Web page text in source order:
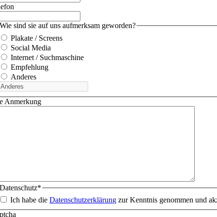
Wie sind sie auf uns aufmerksam geworden?
Plakate / Screens
Social Media
Internet / Suchmaschine
Empfehlung
Anderes
Anmerkung
Datenschutz*
Ich habe dieDatenschutzerklärung zur Kenntnis genommen und